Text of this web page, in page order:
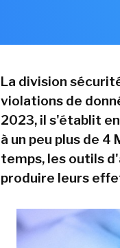
La division
violations de
2023, il s'établit
à un peu plus de 4
temps, les outils
produire leurs